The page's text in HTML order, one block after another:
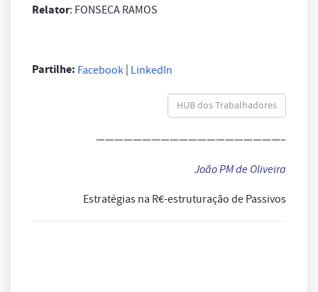
Relator: FONSECA RAMOS
Partilhe: Facebook LinkedIn
HUB dos Trabalhadores
————————————————————–
João PM de Oliveira
Estratégias na R€-estruturação de Passivos